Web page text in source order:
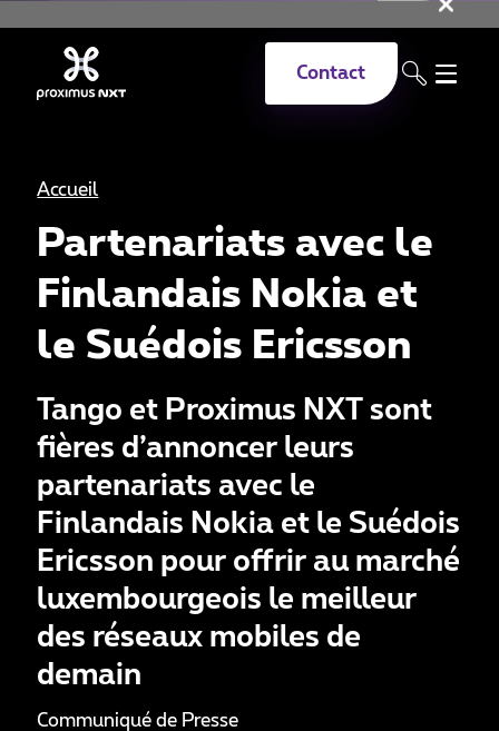
Contact
Accueil
Partenariats avec le
Finlandais Nokia et
le Suédois Ericsson
Tango et Proximus NXT sont
fières d’annoncer leurs
partenariats avec le
Finlandais Nokia et le Suédois
Ericsson pour offrir au marché
luxembourgeois le meilleur
des réseaux mobiles de
demain
Communiqué de Presse